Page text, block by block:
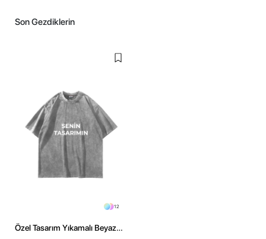
Son Gezdiklerin
12
Özel Tasarım Yıkamalı Beyaz